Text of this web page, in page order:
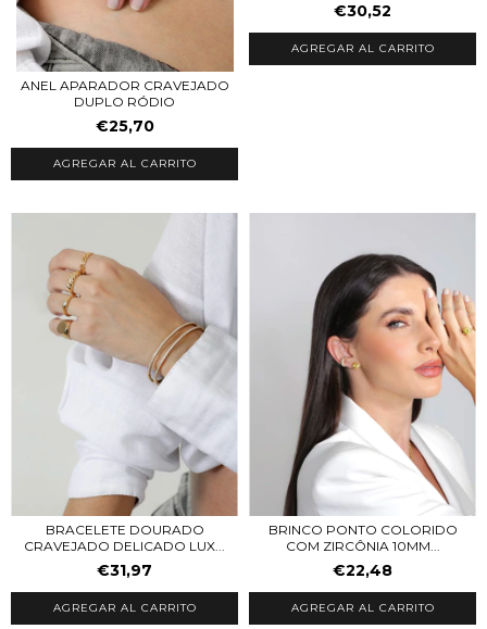
ANEL APARADOR CRAVEJADO
DUPLO RÓDIO
€25,70
AGREGAR AL CARRITO
€30,52
AGREGAR AL CARRITO
BRACELETE DOURADO
CRAVEJADO DELICADO LUX...
€31,97
BRINCO PONTO COLORIDO
COM ZIRCÔNIA 10MM...
€22,48